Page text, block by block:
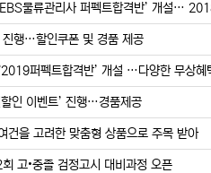
물류관리사 퍼펙트합격반’ 개설…
진행…할인쿠폰 및 경품 제공
퍼펙트합격반’ 개설 …다양한 무상혜
인 이벤트’ 진행…경품제공
건을 고려한 맞춤형 상품으로 주목 받아
고•중졸 검정고시 대비과정 오픈